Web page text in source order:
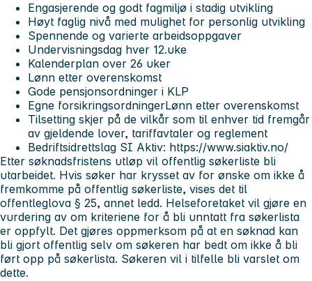
Engasjerende og godt fagmiljø i stadig utvikling
Høyt faglig nivå med mulighet for personlig utvikling
Spennende og varierte arbeidsoppgaver
Undervisningsdag hver 12.uke
Kalenderplan over 26 uker
Lønn etter overenskomst
Gode pensjonsordninger i KLP
Egne forsikringsordningerLønn etter overenskomst
Tilsetting skjer på de vilkår som til enhver tid fremgår
av gjeldende lover, tariffavtaler og reglement
Bedriftsidrettslag SI Aktiv: https://www.siaktiv.no/
Etter søknadsfristens utløp vil offentlig søkerliste bli
utarbeidet. Hvis søker har krysset av for ønske om ikke å
fremkomme på offentlig søkerliste, vises det til
offentleglova § 25, annet ledd. Helseforetaket vil gjøre en
vurdering av om kriteriene for å bli unntatt fra søkerlista
er oppfylt. Det gjøres oppmerksom på at en søknad kan
bli gjort offentlig selv om søkeren har bedt om ikke å bli
ført opp på søkerlista. Søkeren vil i tilfelle bli varslet om
dette.